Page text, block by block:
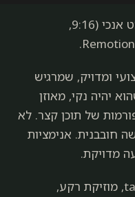
אני רוצה ליצור וידאו קצר בפורמט אנכי (9:16,
ומדויק, שמרגיש
יהיה נקי, מאוזן
של תוכן קצר. לא
חובבנית. אנימציות
מדויקת.
הווידאו ישלב צילום talking-head, מוזיקת רקע,